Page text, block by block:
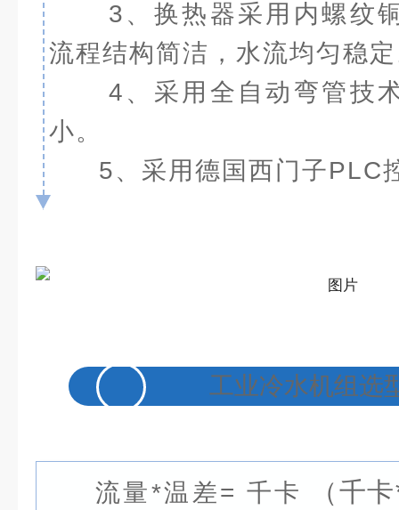
3、换热器采用内螺纹
流程结构简洁，水流均匀稳
4、采用全自动弯管技
小。
5、采用德国西门子PLC
工业冷水机组选
流量*温差= 千卡
（千